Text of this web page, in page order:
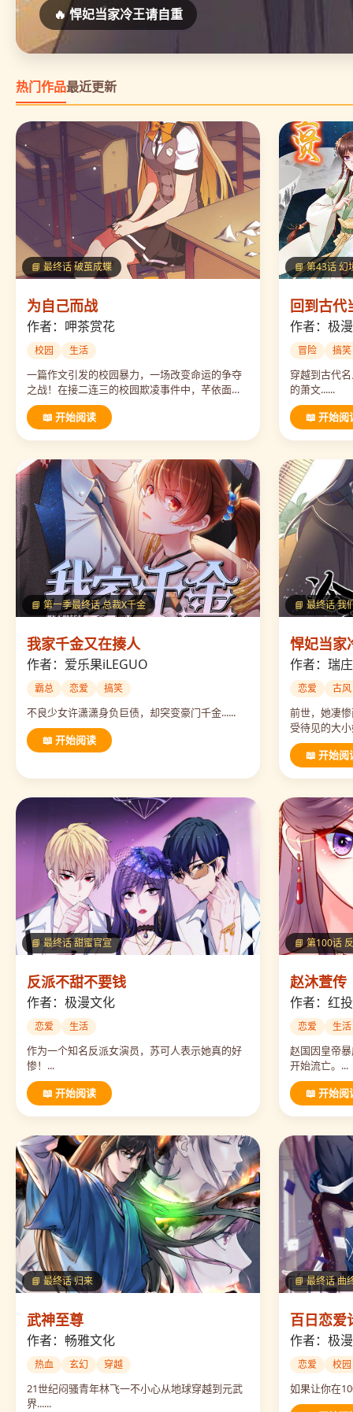
🔥 为自己而战
热门作品最近更新
📘 最终话 破茧成蝶
为自己而战
作者：呷茶赏花
校园 生活
一篇作文引发的校园暴力，一场改变命运的争夺
之战！在接二连三的校园欺凌事件中，芊依面临
着极大的挑战和压力，不服输的她会如何改变自
己的校园生活...
📖 开始阅读
📘 第43话 幻
回到古代
作者：极
冒险 搞笑
穿越到古代
的萧文......
📖 开始阅
📘 第一季最终话 总裁X千金
我家千金又在揍人
作者：爱乐果iLEGUO
霸总 恋爱 搞笑
不良少女许潇潇身负巨债，却突变豪门千金......
📖 开始阅读
📘 最终话 我
悍妃当家
作者：瑞
恋爱 古风
前世，她凄
受待见的大
📖 开始阅
📘 最终话 甜蜜官宣
反派不甜不要钱
作者：极漫文化
恋爱 生活
作为一个知名反派女演员，苏可人表示她真的好
惨！...
📖 开始阅读
📘 第100话
赵沐萱传
作者：红
恋爱 生活
赵国因皇帝
开始流亡。...
📖 开始阅
📘 最终话 归来
武神至尊
作者：畅雅文化
热血 玄幻 穿越
21世纪闷骚青年林飞一不小心从地球穿越到元武
界......
📘 最终话 曲
百日恋爱
作者：极
恋爱 校园
如果让你在